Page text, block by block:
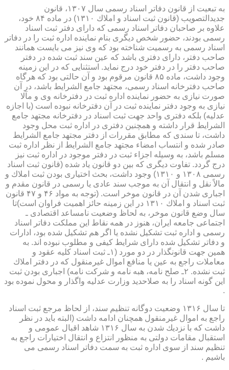
به تبعیت از قانون دفاتر اسناد رسمی سال ۱۳۰۷، قانون
جدیدالتصویب (قانون ثبت اسناد و املاك ۱۳۱۰) در ماده ۸۴ خود،
علاوه بر صاحبان دفاتر اسناد رسمی كه دارای دفتر ثبت اسناد
رسمی بودند، حضور شخص دیگری بنام نماینده اداره ثبت را در دفاتر
اسناد رسمی به رسمیت شناخته بود كه وی نیز می بایست همانند
صاحب دفتر، دارای دفتری باشد كه عین سند ثبت شده در دفتر
صاحب دفتر را در دفتر خود درج نماید. استثنایی كه در این زمینه
وجود داشت، ماده ۸۵ قانون مرقوم بود و آن حالتی بود كه هرگاه
صاحب دفترخانه اسناد رسمی، مجتهد جامع الشرایط باشد، در آن
صورت نیازی به حضور نماینده اداره ثبت در دفترخانه وی و مآلا
نیازی به وجود دفتر نماینده ثبت در آن دفترخانه نبوده است (با اجازه
عدلیه) بلكه دفتری واحد جهت ثبت اسناد در دفترخانه مجتهد جامع
الشرایط قرار داشته و همچنین دفتری در اداره ثبت محل وجود
داشت، تا سندی كه مطابق مقررات از دفتر مجتهد جامع الشرایط
صادر شده و انتساب امضاء مجتهد جامع الشرایط از نظر اداره ثبت
مسلم باشد، به وسیله اجزاء ثبت در دفتر موجود در اداره ثبت نیز
درج گردد. تفاوت دیگری كه بین دو قانون یاد شده (قانون ثبت اسناد
رسمی ۱۳۰۸ و ۱۳۱۰) وجود داشت، بحث اختیاری بودن ثبت املاك و
مالاً نقل و انتقال آن به موجب سند عادی یا رسمی در قانون مقدم و
اجباری شدن آن در قانون موخر است. (توجه به مواد ۴۶ و ۴۷ قانون
ثبت اسناد و املاك ۱۳۱۰ در این زمینه حائز اهمیت فراوان است)تا
سال وضع قانون موخر، به لحاظ وضعیت نامساعد اقتصادی ـ
اجتماعی جامعه ایران، هنوز در همه نقاط این مملكت دفاتر اسناد
رسمی و اداره ثبت تشكیل نشده یا اگر هم تشكیل شده بود، ادارات
و دفاتر تشكیل شده دارای شرایط كیفی و مطلوب نبوده اند. به
همین جهت قانونگذار در دو مورد (۱ـ ثبت اسناد كلیه عقود و
معاملات راجع به عین یا منافع اموال غیرمنقول كه در دفتر املاك
ثبت نشده. ۲ـ صلح نامه، هبه نامه و شركت نامه) اجباری بودن ثبت
این گونه اسناد را به صلاحدید وزارت عدلیه واگذار و محول نموده بود
.
تا سال ۱۳۱۶ وضعیت دوگانه تنظیم سند، از لحاظ مرجع ثبت اسناد
راجع به اموال غیرمنقول همچنان ادامه داشت (البته باید در نظر
داشت كه با نزدیك شدن به سال ۱۳۱۶ شاهد اقبال عمومی و
استقبال مقامات دولتی به منظور انتزاع و انتقال اختیارات راجع به
تنظیم سند از سوی اداره ثبت به سمت دفاتر اسناد رسمی می
باشیم .